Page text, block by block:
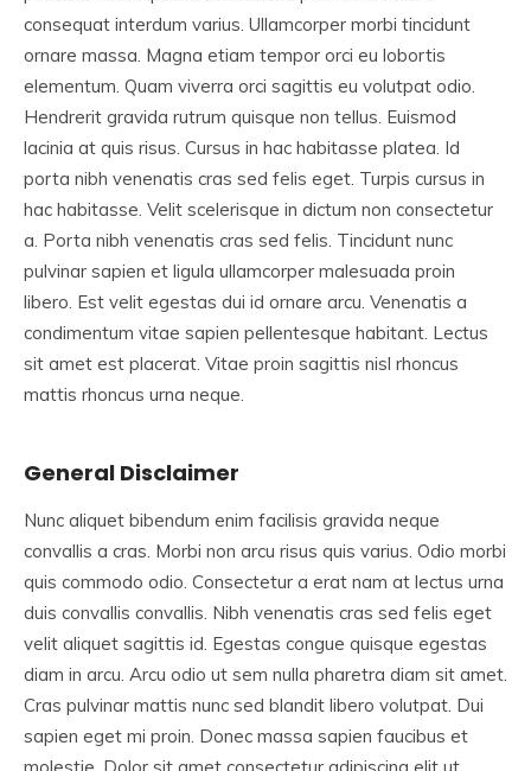
consequat interdum varius. Ullamcorper morbi tincidunt
ornare massa. Magna etiam tempor orci eu lobortis
elementum. Quam viverra orci sagittis eu volutpat odio.
Hendrerit gravida rutrum quisque non tellus. Euismod
lacinia at quis risus. Cursus in hac habitasse platea. Id
porta nibh venenatis cras sed felis eget. Turpis cursus in
hac habitasse. Velit scelerisque in dictum non consectetur
a. Porta nibh venenatis cras sed felis. Tincidunt nunc
pulvinar sapien et ligula ullamcorper malesuada proin
libero. Est velit egestas dui id ornare arcu. Venenatis a
condimentum vitae sapien pellentesque habitant. Lectus
sit amet est placerat. Vitae proin sagittis nisl rhoncus
mattis rhoncus urna neque.
General Disclaimer
Nunc aliquet bibendum enim facilisis gravida neque
convallis a cras. Morbi non arcu risus quis varius. Odio morbi
quis commodo odio. Consectetur a erat nam at lectus urna
duis convallis convallis. Nibh venenatis cras sed felis eget
velit aliquet sagittis id. Egestas congue quisque egestas
diam in arcu. Arcu odio ut sem nulla pharetra diam sit amet.
Cras pulvinar mattis nunc sed blandit libero volutpat. Dui
sapien eget mi proin. Donec massa sapien faucibus et